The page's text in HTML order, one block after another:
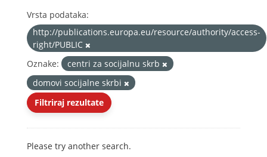
Vrsta podataka:
http://publications.europa.eu/resource/authority/access-
right/PUBLIC
Oznake:
centri za socijalnu skrb
domovi socijalne skrbi
Filtriraj rezultate
Please try another search.